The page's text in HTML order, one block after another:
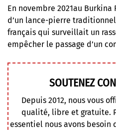
En novembre 2021au
d’un lance-pierre traditionnel
français qui surveillait un
empêcher le passage d’un
SOUTENEZ
Depuis 2012, nous vous
qualité, libre et gratuite.
essentiel nous avons